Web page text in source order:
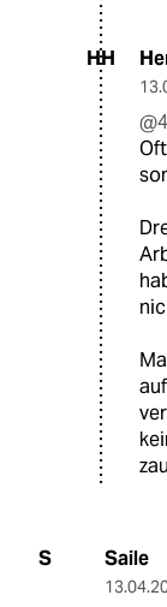
HH
S Saile